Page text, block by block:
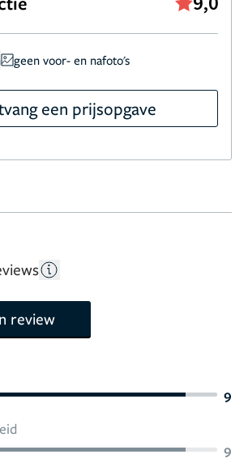
Sinds 2009 is professor Nolst
bij Bergman Clinics.
geen voor- en nafoto's
een prijsopgave
review
9
9